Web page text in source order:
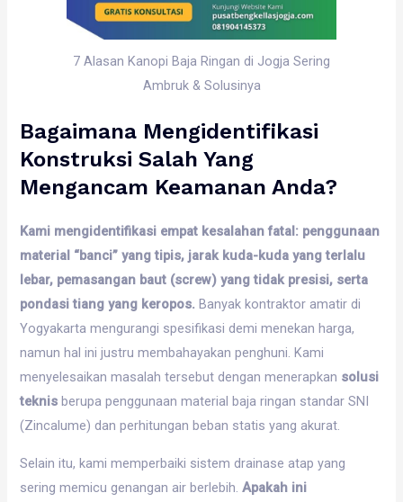
7 Alasan Kanopi Baja Ringan di Jogja Sering
Ambruk & Solusinya
Bagaimana Mengidentifikasi
Konstruksi Salah Yang
Mengancam Keamanan Anda?
Kami mengidentifikasi empat kesalahan fatal: penggunaan
material “banci” yang tipis, jarak kuda-kuda yang terlalu
lebar, pemasangan baut (screw) yang tidak presisi, serta
pondasi tiang yang keropos. Banyak kontraktor amatir di
Yogyakarta mengurangi spesifikasi demi menekan harga,
namun hal ini justru membahayakan penghuni. Kami
menyelesaikan masalah tersebut dengan menerapkan solusi
teknis berupa penggunaan material baja ringan standar SNI
(Zincalume) dan perhitungan beban statis yang akurat.
Selain itu, kami memperbaiki sistem drainase atap yang
sering memicu genangan air berlebih.Apakah ini